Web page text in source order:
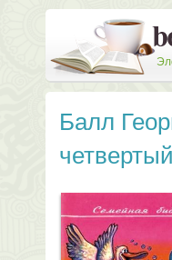
Балл
четвертый